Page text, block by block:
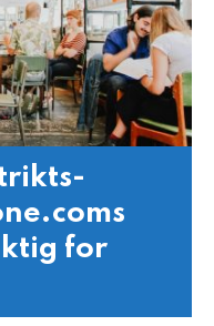
for